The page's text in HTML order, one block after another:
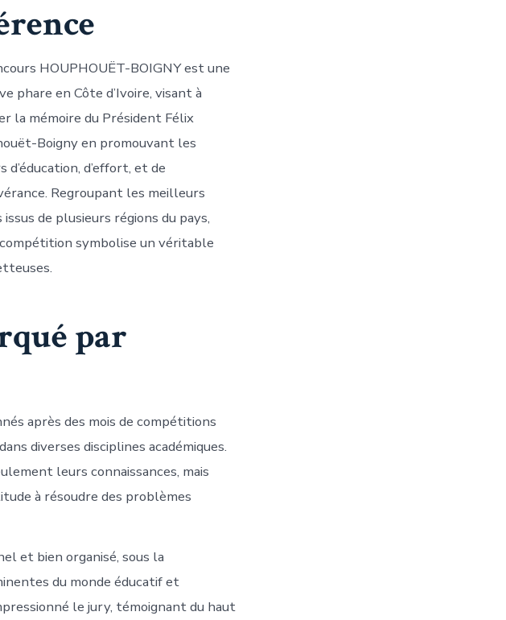
HOUPHOUËT-BOIGNY est une
phare en Côte d’Ivoire, visant à
la mémoire du Président Félix
Boigny en promouvant les
d’éducation, d’effort, et de
Regroupant les meilleurs
issus de plusieurs régions du pays,
symbolise un véritable
par
après des mois de compétitions
diverses disciplines académiques.
leurs connaissances, mais
à résoudre des problèmes
et bien organisé, sous la
du monde éducatif et
le jury, témoignant du haut